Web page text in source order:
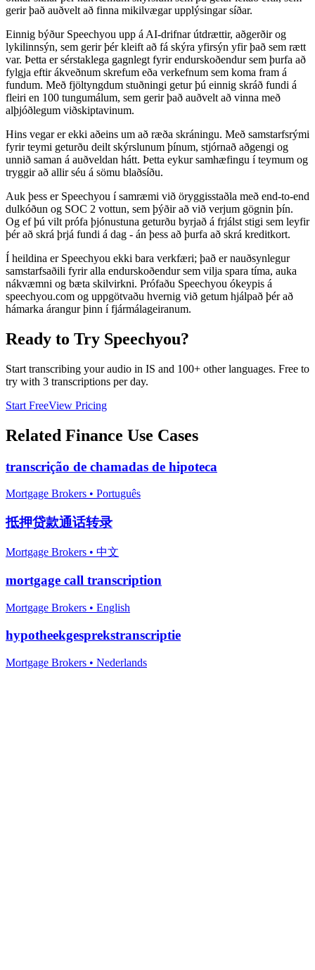
gerir það auðvelt að finna mikilvægar upplýsingar síðar.
Einnig býður Speechyou upp á AI-drifnar útdrættir, aðgerðir og
lykilinnsýn, sem gerir þér kleift að fá skýra yfirsýn yfir það sem rætt
var. Þetta er sérstaklega gagnlegt fyrir endurskoðendur sem þurfa að
fylgja eftir ákveðnum skrefum eða verkefnum sem koma fram á
fundum. Með fjöltyngdum stuðningi getur þú einnig skráð fundi á
fleiri en 100 tungumálum, sem gerir það auðvelt að vinna með
alþjóðlegum viðskiptavinum.
Hins vegar er ekki aðeins um að ræða skráningu. Með samstarfsrými
fyrir teymi geturðu deilt skýrslunum þínum, stjórnað aðgengi og
unnið saman á auðveldan hátt. Þetta eykur samhæfingu í teymum og
tryggir að allir séu á sömu blaðsíðu.
Auk þess er Speechyou í samræmi við öryggisstaðla með end-to-end
dulkóðun og SOC 2 vottun, sem þýðir að við verjum gögnin þín.
Og ef þú vilt prófa þjónustuna geturðu byrjað á frjálst stigi sem leyfir
þér að skrá þrjá fundi á dag - án þess að þurfa að skrá kreditkort.
Í heildina er Speechyou ekki bara verkfæri; það er nauðsynlegur
samstarfsaðili fyrir alla endurskoðendur sem vilja spara tíma, auka
nákvæmni og bæta skilvirkni. Prófaðu Speechyou ókeypis á
speechyou.com og uppgötvaðu hvernig við getum hjálpað þér að
hámarka árangur þinn í fjármálageiranum.
Ready to Try Speechyou?
Start transcribing your audio in IS and 100+ other languages. Free to
try with 3 transcriptions per day.
Start FreeView Pricing
Related Finance Use Cases
transcrição de chamadas de hipoteca
Mortgage Brokers • Português
抵押贷款通话转录
Mortgage Brokers • 中文
mortgage call transcription
Mortgage Brokers • English
hypotheekgesprekstranscriptie
Mortgage Brokers • Nederlands